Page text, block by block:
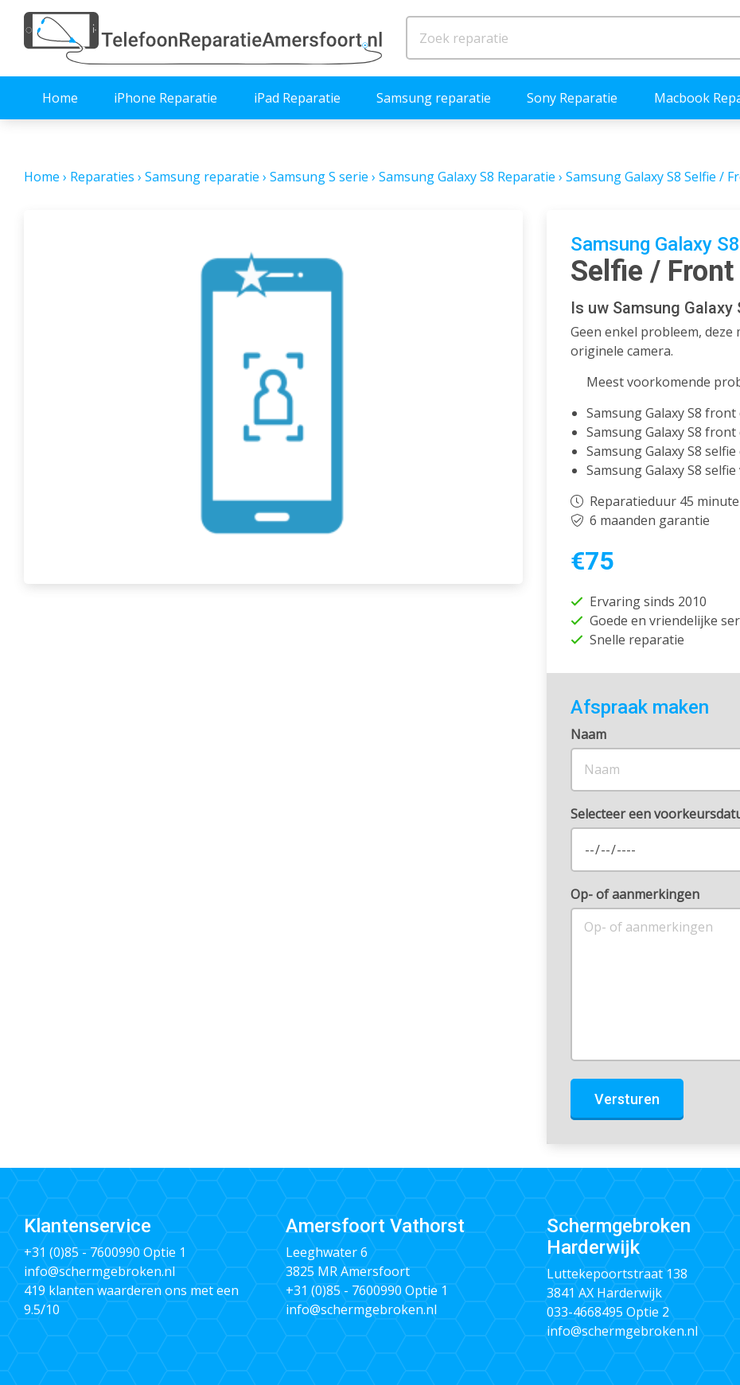
Home iPhone Reparatie iPad Reparatie Samsung reparatie Sony Reparatie Macbook
Home › Reparaties › Samsung reparatie › Samsung S serie › Samsung Galaxy S8 Reparatie › Samsung Galaxy S8 Selfie /
Samsung Galaxy
Selfie /
Is uw Samsung
Geen enkel probleem,
originele camera.
Meest voorkomende
Samsung Galaxy S8
Samsung Galaxy S8
Samsung Galaxy S8
Samsung Galaxy S8
Reparatieduur 45
6 maanden garantie
€75
Ervaring sinds 2010
Goede en vriendelijke
Snelle reparatie
Afspraak maken
Naam
Selecteer een
Op- of aanmerkingen
Versturen
Klantenservice
+31 (0)85 - 7600990Optie 1
info@schermgebroken.nl
419 klanten waarderen ons met een
9.5/10
Amersfoort Vathorst
Leeghwater 6
3825 MR Amersfoort
+31 (0)85 - 7600990Optie 1
info@schermgebroken.nl
Schermgebroken
Harderwijk
Luttekepoortstraat 138
3841 AX Harderwijk
033-4668495 Optie 2
info@schermgebroken.nl